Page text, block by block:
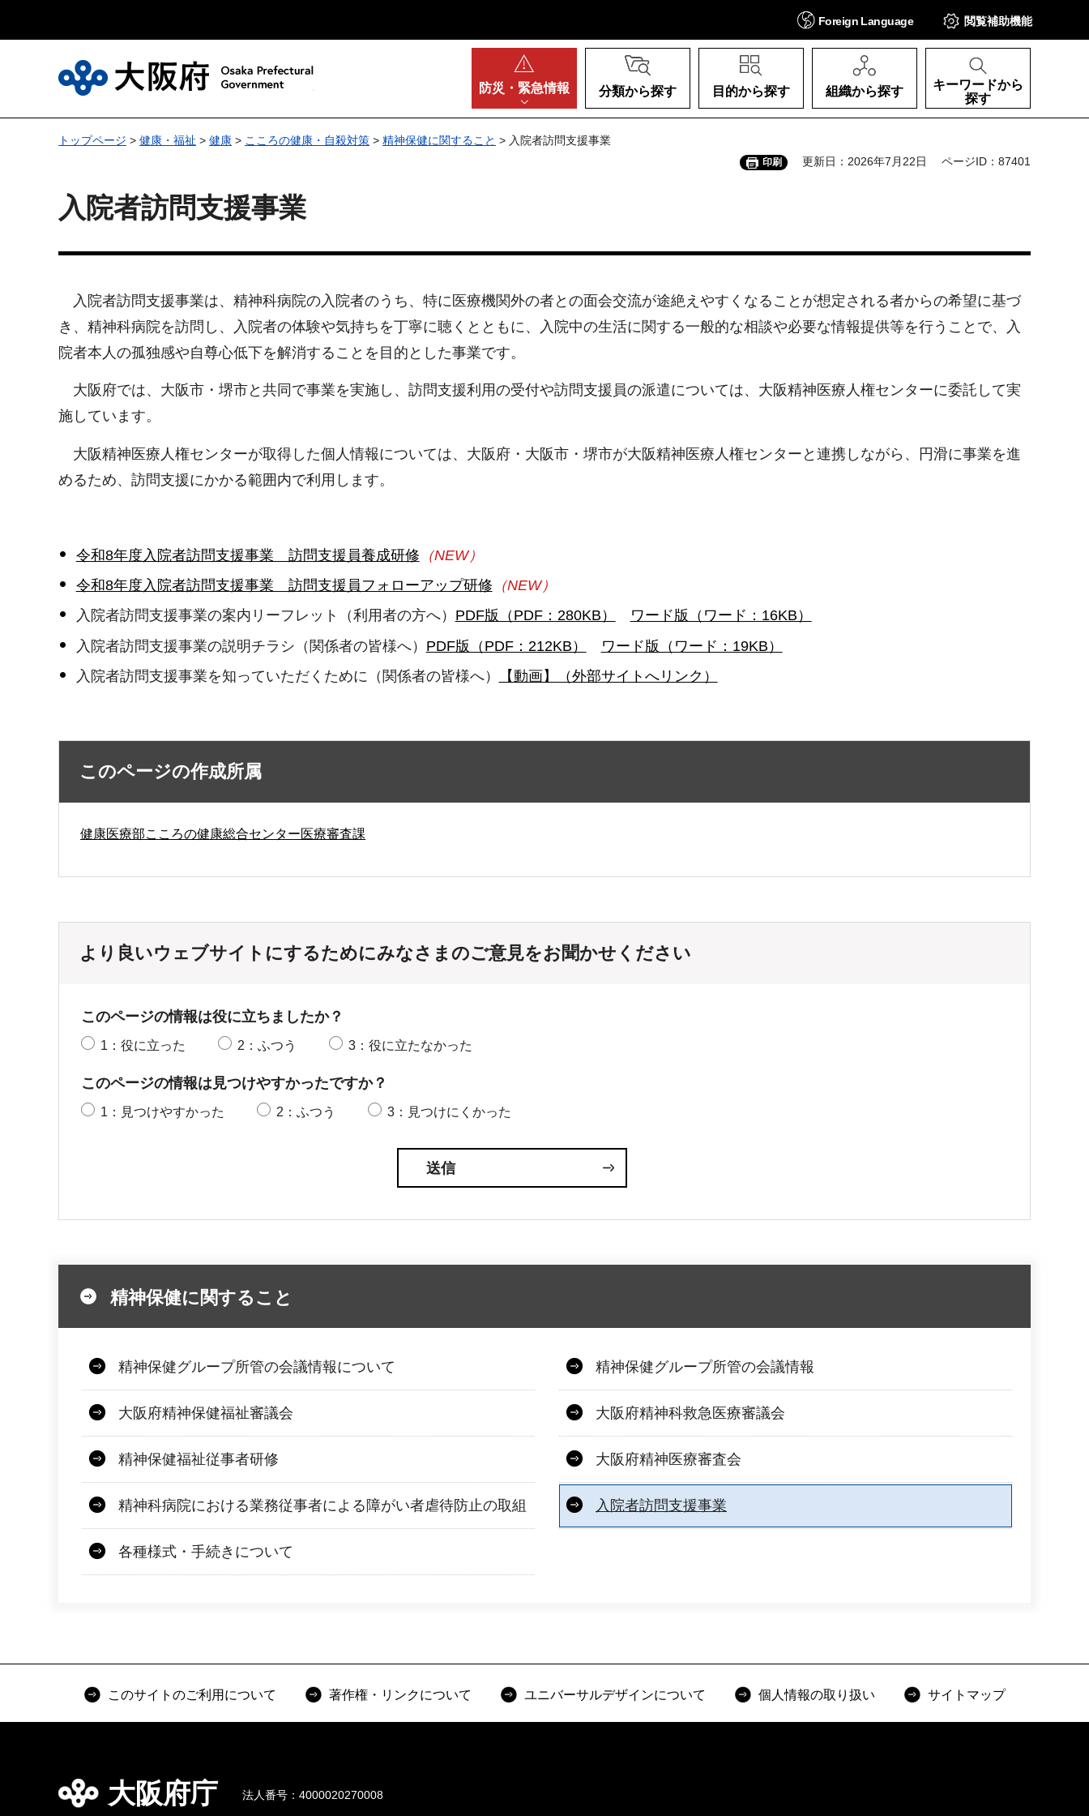
Foreign Language 閲覧補助機能
防災・ 緊急情報 分類から探す 目的から探す 組織から探す
キーワードから
探す
トップページ > 健康・福祉 > 健康 > こころの健康・自殺対策 > 精神保健に関すること > 入院者訪問支援事業
印刷 更新日：2026年7月22日 ページID：87401
入院者訪問支援事業
入院者訪問支援事業は、精神科病院の入院者のうち、特に医療機関外の者との面会交流が途絶えやすくなることが想定される者からの希望に基づ
き、精神科病院を訪問し、入院者の体験や気持ちを丁寧に聴くとともに、入院中の生活に関する一般的な相談や必要な情報提供等を行うことで、入
院者本人の孤独感や自尊心低下を解消することを目的とした事業です。
大阪府では、大阪市・堺市と共同で事業を実施し、訪問支援利用の受付や訪問支援員の派遣については、大阪精神医療人権センターに委託して実
施しています。
大阪精神医療人権センターが取得した個人情報については、大阪府・大阪市・堺市が大阪精神医療人権センターと連携しながら、円滑に事業を進
めるため、訪問支援にかかる範囲内で利用します。
令和8年度入院者訪問支援事業 訪問支援員養成研修 （NEW）
令和8年度入院者訪問支援事業 訪問支援員フォローアップ研修 （NEW）
入院者訪問支援事業の案内リーフレット（利用者の方へ） PDF版（PDF：280KB）
ワード版（ワード：16KB）
入院者訪問支援事業の説明チラシ（関係者の皆様へ） PDF版（PDF：212KB）
ワード版（ワード：19KB）
入院者訪問支援事業を知っていただくために（関係者の皆様へ）
【動画】（外部サイトへリンク）
このページの作成所属
健康医療部こころの健康総合センター医療審査課
より良いウェブサイトにするためにみなさまのご意見をお聞かせください
このページの情報は役に立ちましたか？
1：役に立った 2：ふつう 3：役に立たなかった
このページの情報は見つけやすかったですか？
1：見つけやすかった 2：ふつう 3：見つけにくかった
精神保健に関すること
精神保健グループ所管の会議情報について 精神保健グループ所管の会議情報
大阪府精神保健福祉審議会 大阪府精神科救急医療審議会
精神保健福祉従事者研修 大阪府精神医療審査会
精神科病院における業務従事者による障がい者虐待防止の取組 入院者訪問支援事業
各種様式・手続きについて
このサイトのご利用について 著作権・リンクについて ユニバーサルデザインについて 個人情報の取り扱い サイトマップ
大阪府庁 法人番号：4000020270008